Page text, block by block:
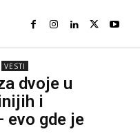
VESTI
dvoje u
i
evo gde je